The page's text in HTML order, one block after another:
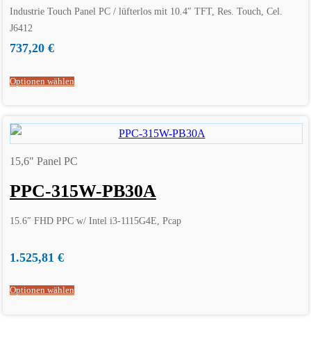
Industrie Touch Panel PC / lüfterlos mit 10.4″ TFT, Res. Touch, Cel.
J6412
737,20 €
Optionen wählen
15,6" Panel PC
PPC-315W-PB30A
15.6″ FHD PPC w/ Intel i3-1115G4E, Pcap
1.525,81 €
Optionen wählen